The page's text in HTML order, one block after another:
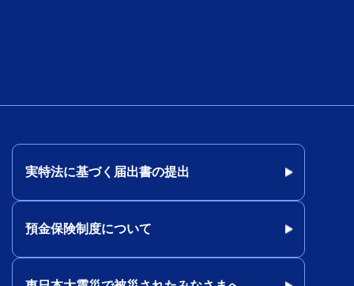
実特法に基づく届出書の提出
預金保険制度について